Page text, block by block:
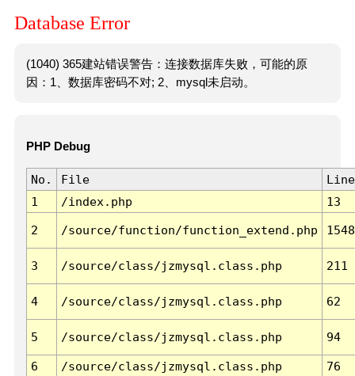
Database Error
(1040) 365建站错误警告：连接数据库失败，可能的原
因：1、数据库密码不对; 2、mysql未启动。
PHP Debug
No. File
Line
1
/index.php 13
2 /source/function/function_extend.php 1548
3 /source/class/jzmysql.class.php 211
4 /source/class/jzmysql.class.php 62
5 /source/class/jzmysql.class.php 94
6 /source/class/jzmysql.class.php 76